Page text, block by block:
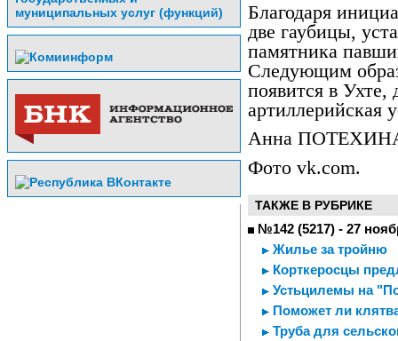
Благодаря
две гаубицы,
памятника
Следующим
появится в Ухте,
артиллерийская
Анна
Фото vk.com.
ТАКЖЕ В РУБРИКЕ
№142 (5217) - 27
Жилье за тройню
Корткеросцы
Устьцилемы на
Поможет ли
Труба для